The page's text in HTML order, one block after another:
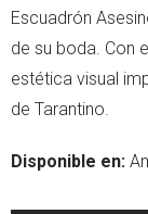
Escuadrón
de su boda. Con
estética visual
de Tarantino.
Disponible en: